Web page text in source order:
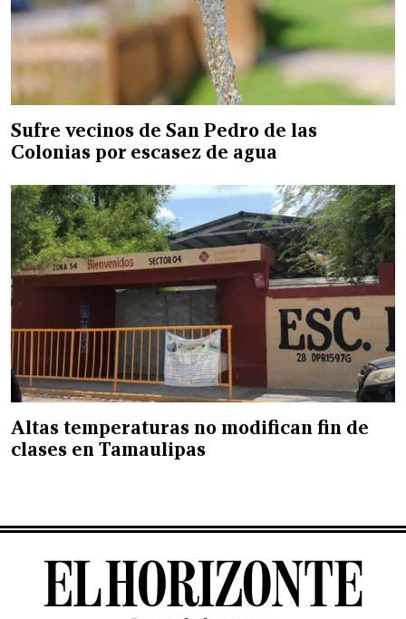
Sufre vecinos de San Pedro de las
Colonias por escasez de agua
Altas temperaturas no modifican fin de
clases en Tamaulipas